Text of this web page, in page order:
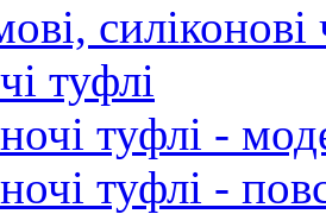
туфлі
туфлі -
туфлі -